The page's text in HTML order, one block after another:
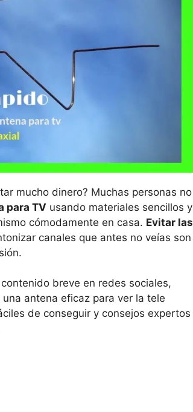
mucho dinero? Muchas personas no
para TV usando materiales sencillos y
cómodamente en casa. Evitar las
canales que antes no veías son
breve en redes sociales,
una antena eficaz para ver la tele
de conseguir y consejos expertos